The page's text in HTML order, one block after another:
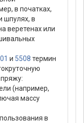
в початках,
шпулях, в
веретенах или
и 5508 термин
(например,
массу
в